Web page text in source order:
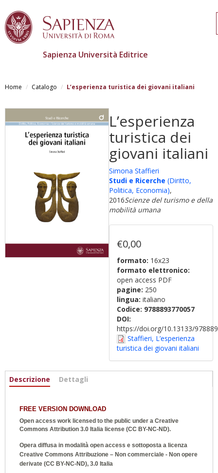
contenuto
Sapienza Università Editrice
Home Catalogo L’esperienza turistica dei giovani italiani
L’esperienza
turistica dei
giovani italiani
Simona Staffieri
Studi e Ricerche (Diritto,
Politica, Economia),
2016Scienze del turismo e della
mobilità umana
€0,00
formato: 16x23
formato elettronico:
open access PDF
pagine: 250
lingua: italiano
Codice: 9788893770057
DOI:
https://doi.org/10.13133/
Staffieri, L’esperienza
turistica dei giovani italiani
Informazioni
Descrizione (scheda
Dettagli
FREE VERSION DOWNLOAD
Open access work licensed to the public under a Creative
Commons Attribution 3.0 Italia license (CC BY-NC-ND).
Opera diffusa in modalità open access e sottoposta a licenza
Creative Commons Attribuzione – Non commerciale - Non opere
derivate (CC BY-NC-ND), 3.0 Italia